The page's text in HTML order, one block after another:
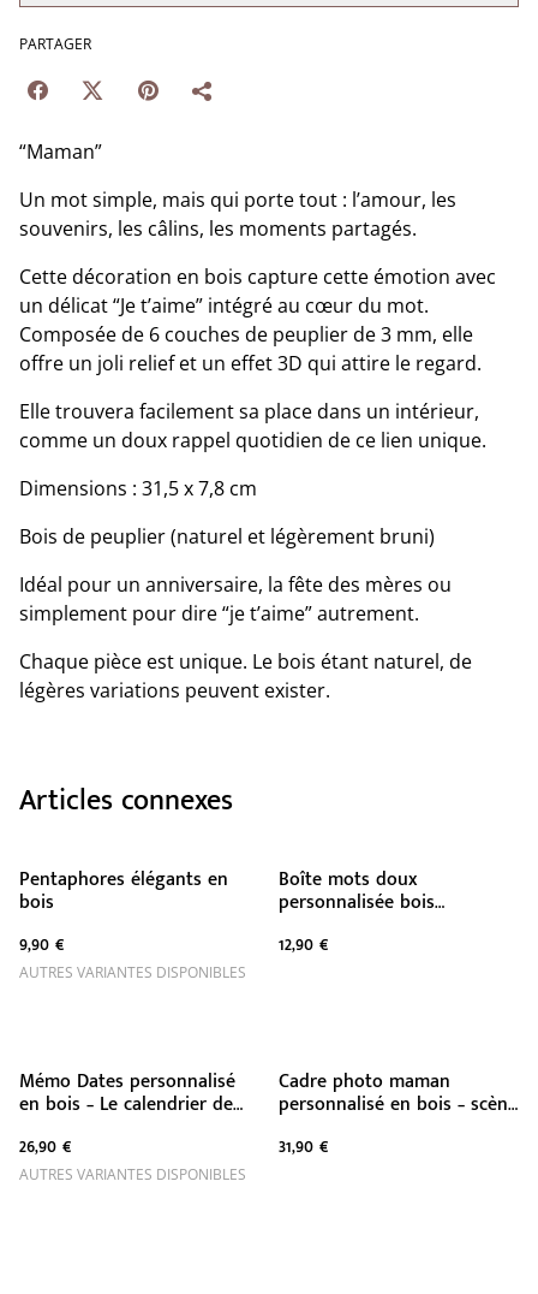
PARTAGER
“Maman”
Un mot simple, mais qui porte tout : l’amour, les
souvenirs, les câlins, les moments partagés.
Cette décoration en bois capture cette émotion avec
un délicat “Je t’aime” intégré au cœur du mot.
Composée de 6 couches de peuplier de 3 mm, elle
offre un joli relief et un effet 3D qui attire le regard.
Elle trouvera facilement sa place dans un intérieur,
comme un doux rappel quotidien de ce lien unique.
Dimensions : 31,5 x 7,8 cm
Bois de peuplier (naturel et légèrement bruni)
Idéal pour un anniversaire, la fête des mères ou
simplement pour dire “je t’aime” autrement.
Chaque pièce est unique. Le bois étant naturel, de
légères variations peuvent exister.
Articles connexes
Pentaphores élégants en
bois
9,90 €
AUTRES VARIANTES DISPONIBLES
Boîte mots doux
personnalisée bois
12,90 €
Mémo Dates personnalisé
en bois – Le calendrier de
26,90 €
AUTRES VARIANTES DISPONIBLES
Cadre photo maman
personnalisé en bois – scène
décorative
31,90 €